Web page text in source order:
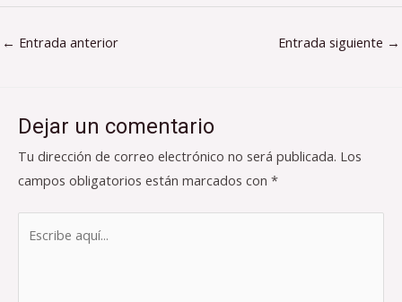
← Entrada anterior Entrada siguiente →
Dejar un comentario
Tu dirección de correo electrónico no será publicada. Los
campos obligatorios están marcados con *